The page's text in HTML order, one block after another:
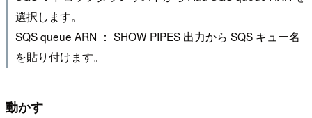
選択します。
SQS queue ARN ： SHOW PIPES 出力から SQS キュー名
を貼り付けます。
動かす